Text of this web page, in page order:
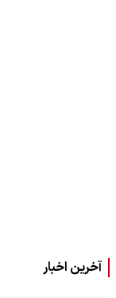
آخرین اخبار